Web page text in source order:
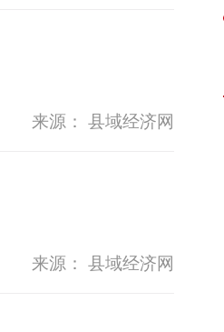
来源： 县域经济网
来源： 县域经济网